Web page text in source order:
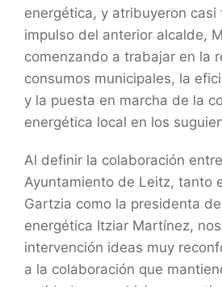
energética, y atribuyeron casi
impulso del anterior alcalde,
comenzando a trabajar en la
consumos municipales, la
y la puesta en marcha de la
energética local en los
Al definir la colaboración
Ayuntamiento de Leitz, tanto
Gartzia como la presidenta
energética Itziar Martínez,
intervención ideas muy
a la colaboración que